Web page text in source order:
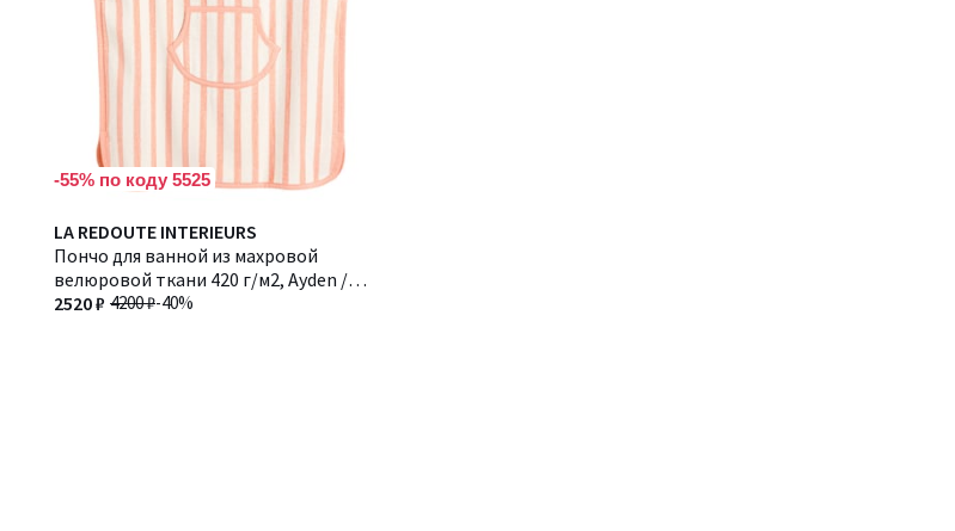
-55% по коду 5525
LA REDOUTE INTERIEURS
Пончо для ванной из махровой
велюровой ткани 420 г/м2, Ayden /
Айден 4200 ₽-40%
2520 ₽